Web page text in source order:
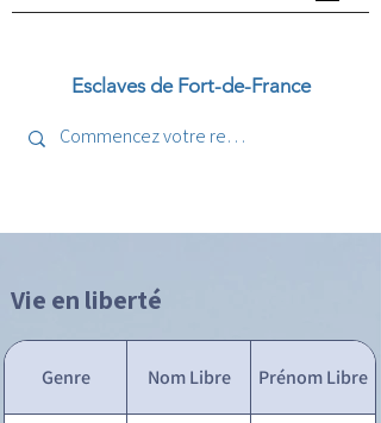
Esclaves de Fort-de-France
Vie en liberté
Genre Nom Libre Prénom Libre